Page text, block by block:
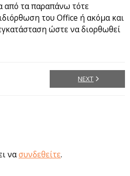
από τα παραπάνω τότε
του Office ή ακόμα και
ώστε να διορθωθεί
NEXT
νασυνδεθείτε.